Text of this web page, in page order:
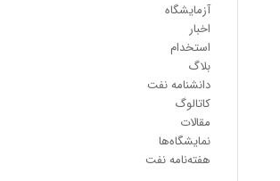
آزمایشگاه
اخبار
استخدام
بلاگ
دانشنامه نفت
کاتالوگ
مقالات
نمایشگاه‌ها
هفته‌نامه نفت